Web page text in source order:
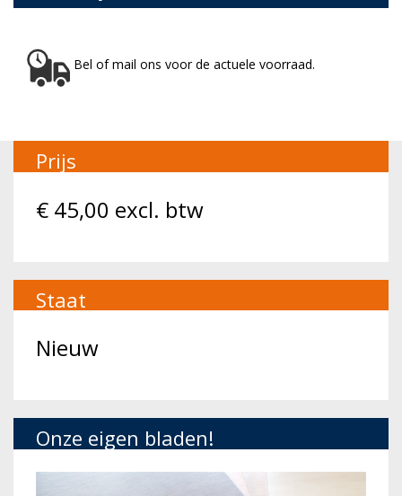
Bel of mail ons voor de actuele voorraad.
Prijs
€ 45,00 excl. btw
Staat
Nieuw
Onze eigen bladen!